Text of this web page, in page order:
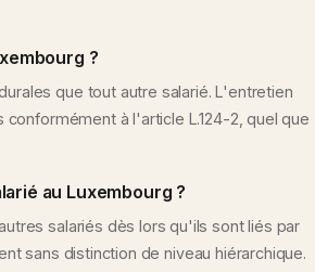
?
que tout autre salarié. L'entretien
à l'article L.124-2, quel que
au Luxembourg ?
salariés dès lors qu'ils sont liés par
sans distinction de niveau hiérarchique.